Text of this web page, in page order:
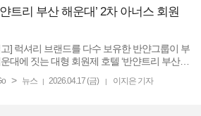
트리 부산 해운대’ 2차 아너스 회원
] 럭셔리 브랜드를 다수 보유한 반얀그룹이 부
대에 짓는 대형 회원제 호텔 ‘반얀트리 부산
Tree)는 싱가포르에 본사를 둔 반얀그룹
> 뉴스 | 2026.04.17 (금) | 이지은 기자